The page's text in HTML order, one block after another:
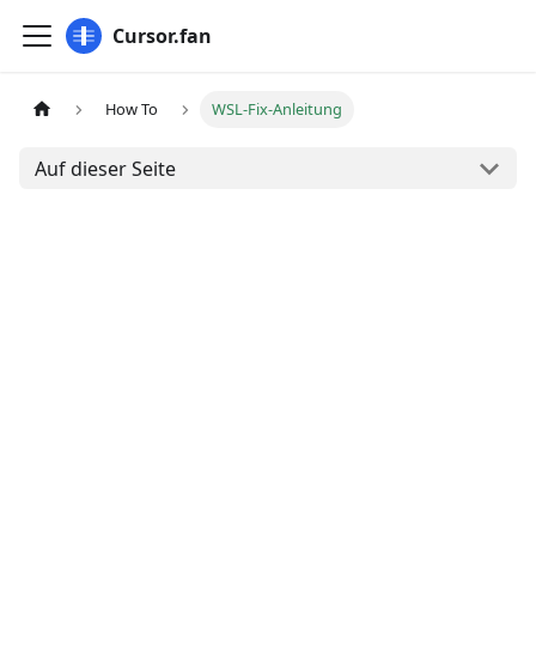
Cursor.fan
How To WSL-Fix-Anleitung
Auf dieser Seite